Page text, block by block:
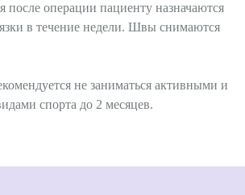
после операции пациенту назначаются
в течение недели. Швы снимаются
не заниматься активными и
спорта до 2 месяцев.⠀